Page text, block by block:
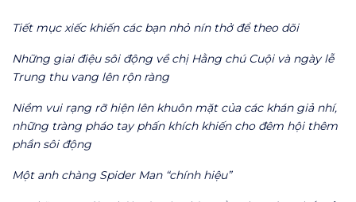
Tiết mục xiếc khiến các bạn nhỏ nín thở để theo dõi
Những giai điệu sôi động về chị Hằng chú Cuội và ngày lễ
Trung thu vang lên rộn ràng
Niềm vui rạng rỡ hiện lên khuôn mặt của các khán giả nhí,
những tràng pháo tay phấn khích khiến cho đêm hội thêm
phần sôi động
Một anh chàng Spider Man “chính hiệu”